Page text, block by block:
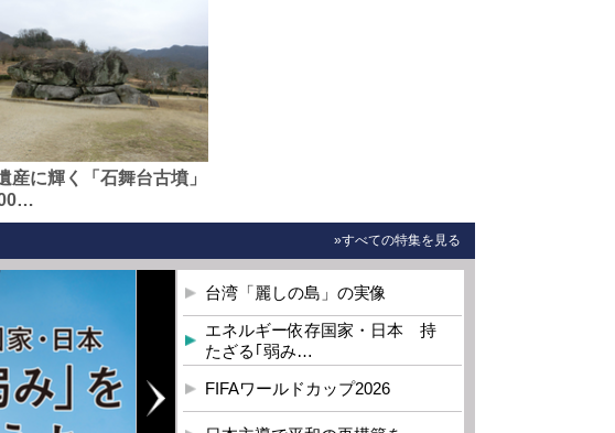
産に輝く「石舞台古墳」
»すべての特集を見る
台湾「麗しの島」の実像
エネルギー依存国家・日本 持
たざる｢弱み…
FIFAワールドカップ2026